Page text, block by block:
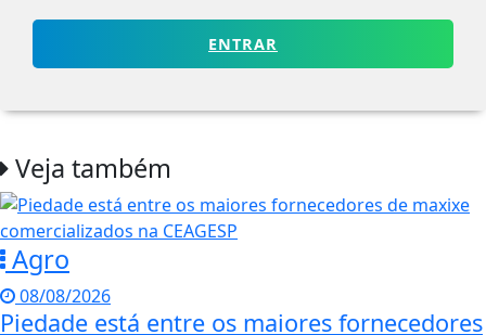
ENTRAR
Veja também
Agro
08/08/2026
Piedade está entre os maiores fornecedores